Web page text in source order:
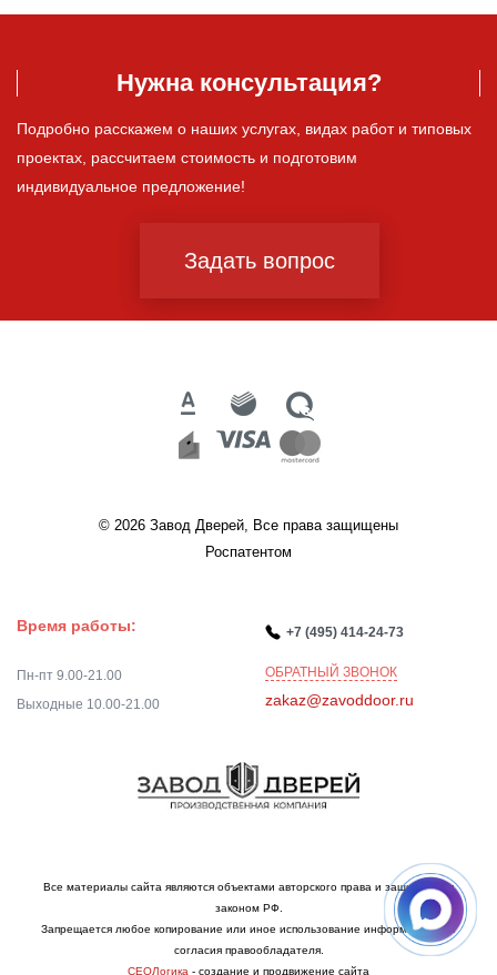
Нужна консультация?
Подробно расскажем о наших услугах, видах работ и типовых
проектах, рассчитаем стоимость и подготовим
индивидуальное предложение!
Задать вопрос
© 2026 Завод Дверей, Все права защищены
Роспатентом
Время работы:
Пн-пт 9.00-21.00
Выходные 10.00-21.00
+7 (495) 414-24-73
ОБРАТНЫЙ ЗВОНОК
zakaz@zavoddoor.ru
Все материалы сайта являются объектами авторского права и защищаются
законом РФ.
Запрещается любое копирование или иное использование информации без
согласия правообладателя.
СЕОЛогика - создание и продвижение сайта